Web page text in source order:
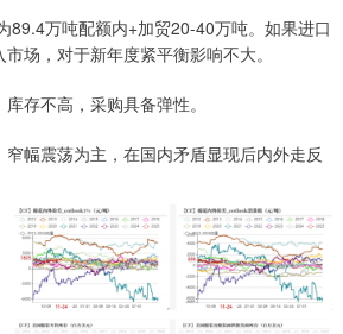
89.4万吨配额内+加贸20-40万吨。如果进口
场，对于新年度紧平衡影响不大。
存不高，采购具备弹性。
幅震荡为主，在国内矛盾显现后内外走反